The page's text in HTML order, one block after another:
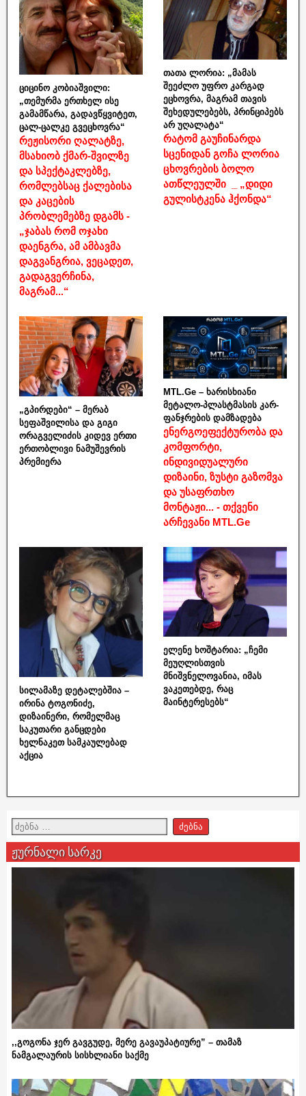
ციცინო კობიაშვილი:
„თემურმა ერთხელ ისე
გამამწარა, გადავწყვიტეთ,
ცალ-ცალკე გვეცხოვრა“
რეჟისორი ღალატზე,
მსახიობ ქმარ-შვილზე
და სპექტაკლებზე,
რომლებსაც ქალებისა
და კაცების
პრობლემებზე დგამს -
„ჯაბას რომ ოჯახი
დაენგრა, ამ ამბავმა
დაგვანგრია, ვეცადეთ,
გადაგვერჩინა,
მაგრამ...“
თათა ლორია: „მამას
შეეძლო უფრო კარგად
ეცხოვრა, მაგრამ თავის
შეხედულებებს, პრინციპებს
არ უღალატა“
რატომ გაუჩინარდა
სცენიდან გოჩა ლორია
ცხოვრების ბოლო
ათწლეულში _ „დიდი
გულისტკენა ჰქონდა“
„გპირდები“ – მერაბ
სეფაშვილისა და გიგი
ორაგველიძის კიდევ ერთი
ერთობლივი ნამუშევრის
პრემიერა
MTL.Ge – ხარისხიანი
მეტალო-პლასტმასის კარ-
ფანჯრების დამზადება
ენერგოეფექტურობა და
კომფორტი,
ინდივიდუალური
დიზაინი, ზუსტი გაზომვა
და უსაფრთხო
მონტაჟი... - თქვენი
არჩევანი MTL.Ge
სილამაზე დეტალებშია –
ირინა ტოგონიძე,
დიზაინერი, რომელმაც
საკუთარი განცდები
ხელნაკეთ სამკაულებად
აქცია
ელენე ხოშტარია: „ჩემი
მეუღლისთვის
მნიშვნელოვანია, იმას
ვაკეთებდე, რაც
მაინტერესებს“
ჟურნალი სარკე
,,გოგონა ჯერ გავგუდე, მერე გავაუპატიურე” – თამაზ
ნამგალაურის სისხლიანი საქმე